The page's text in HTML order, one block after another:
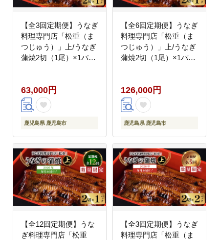
【全3回定期便】うなぎ
料理専門店「松重（ま
つじゅう）」上/うなぎ
蒲焼2切（1尾）×1パッ
63,000円
鹿児島県 鹿児島市
【全6回定期便】うなぎ
料理専門店「松重（ま
つじゅう）」上/うなぎ
蒲焼2切（1尾）×1パッ
126,000円
鹿児島県 鹿児島市
【全12回定期便】うな
ぎ料理専門店「松重
【全3回定期便】うなぎ
料理専門店「松重（ま